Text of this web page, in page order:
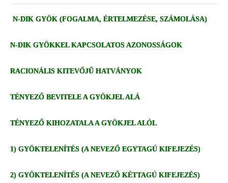
N-DIK GYÖK (FOGALMA, ÉRTELMEZÉSE, SZÁMOLÁSA)
N-DIK GYÖKKEL KAPCSOLATOS AZONOSSÁGOK
RACIONÁLIS KITEVŐJŰ HATVÁNYOK
TÉNYEZŐ BEVITELE A GYÖKJEL ALÁ
TÉNYEZŐ KIHOZATALA A GYÖKJEL ALÓL
1) GYÖKTELENÍTÉS (A NEVEZŐ EGYTAGÚ KIFEJEZÉS)
2) GYÖKTELENÍTÉS (A NEVEZŐ KÉTTAGÚ KIFEJEZÉS)